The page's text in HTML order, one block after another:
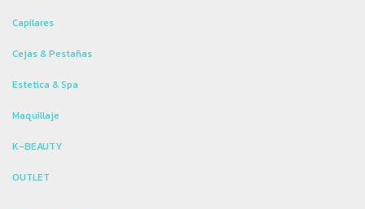
Capilares
Cejas & Pestañas
Estetica & Spa
Maquillaje
K-BEAUTY
OUTLET